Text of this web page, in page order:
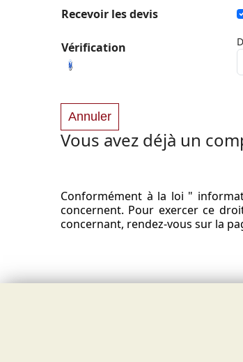
Recevoir les devis
Vérification
Vous avez déjà un
Conformément à la loi "
concernent. Pour exercer ce
concernant, rendez-vous sur la